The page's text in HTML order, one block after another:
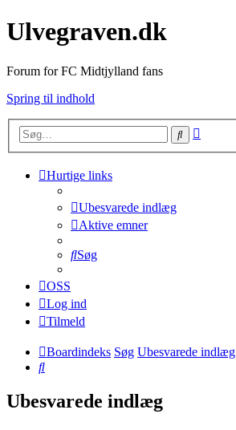
Ulvegraven.dk
Forum for FC Midtjylland fans
Spring til indhold
Søg
Hurtige links
Ubesvarede indlæg
Aktive emner
Søg
OSS
Log ind
Tilmeld
Boardindeks Søg Ubesvarede indlæg
Søg
Ubesvarede indlæg